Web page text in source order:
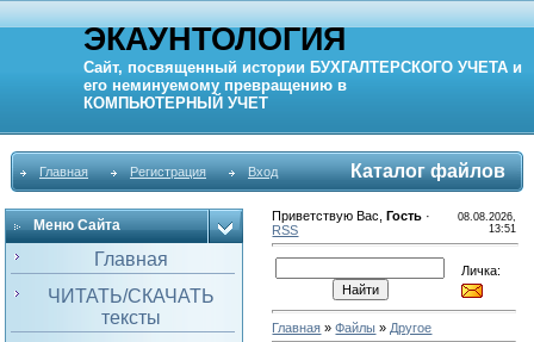
ЭКАУНТОЛОГИЯ
Сайт, посвященный истории БУХГАЛТЕРСКОГО УЧЕТА и
его неминуемому превращению в
КОМПЬЮТЕРНЫЙ УЧЕТ
Главная Регистрация Вход Каталог файлов
Меню Сайта
Главная
ЧИТАТЬ/СКАЧАТЬ
тексты
Приветствую Вас ,Гость ·
RSS
08.08.2026,
13:51
Личка:
Главная »Файлы » Другое